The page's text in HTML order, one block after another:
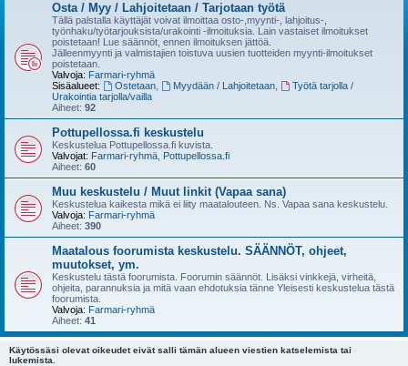
Osta / Myy / Lahjoitetaan / Tarjotaan työtä
Tällä palstalla käyttäjät voivat ilmoittaa osto-,myynti-, lahjoitus-,
työnhaku/työtarjouksista/urakointi -ilmoituksia. Lain vastaiset ilmoitukset
poistetaan! Lue säännöt, ennen ilmoituksen jättöä.
Jälleenmyynti ja valmistajien toistuva uusien tuotteiden myynti-ilmoitukset
poistetaan.
Valvoja: Farmari-ryhmä
Sisäalueet:
Ostetaan, Myydään / Lahjoitetaan,
Työtä tarjolla /
Urakointia tarjolla/vailla
Aiheet: 92
Pottupellossa.fi keskustelu
Keskustelua Pottupellossa.fi kuvista.
Valvojat: Farmari-ryhmä Pottupellossa.fi
Aiheet: 60
Muu keskustelu / Muut linkit (Vapaa sana)
Keskustelua kaikesta mikä ei liity maatalouteen. Ns. Vapaa sana keskustelu.
Valvoja: Farmari-ryhmä
Aiheet: 390
Maatalous foorumista keskustelu. SÄÄNNÖT, ohjeet,
muutokset, ym.
Keskustelu tästä foorumista. Foorumin säännöt. Lisäksi vinkkejä, virheitä,
ohjeita, parannuksia ja mitä vaan ehdotuksia tänne Yleisesti keskustelua tästä
foorumista.
Valvoja: Farmari-ryhmä
Aiheet: 41
Käytössäsi olevat oikeudet eivät salli tämän alueen viestien katselemista tai
lukemista.